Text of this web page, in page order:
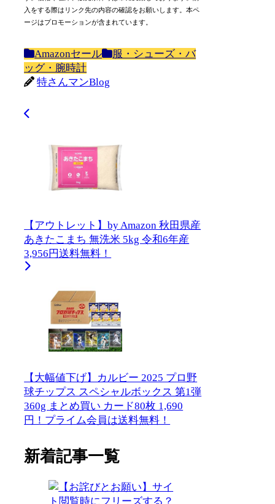
入をする際はリンク先の内容の確認をお願いします。本ペ
ージはプロモーションが含まれています。
Amazonセール
服・シューズ・バ
ッグ・腕時計
特さんマンBlog
【アウトレット】by Amazon 秋田県産
あきたこまち 無洗米 5kg 令和6年産
3,956円送料無料！
【大幅値下げ】カルビー 2025 プロ野
球チップス スペシャルボックス 第1弾
360g まとめ買い カード80枚 1,690
円！プライム会員は送料無料！
新着記事一覧